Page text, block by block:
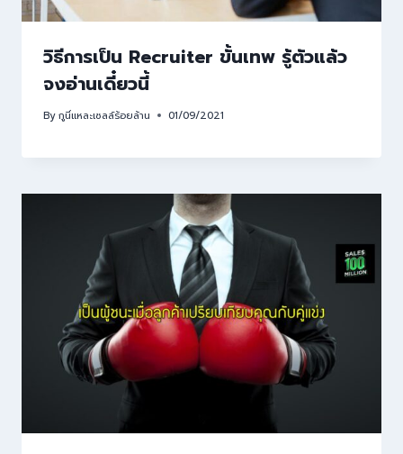
วิธีการเป็น Recruiter ขั้นเทพ รู้ตัวแล้ว
จงอ่านเดี๋ยวนี้
Byกูนี่แหละเซลล์ร้อยล้าน 01/09/2021